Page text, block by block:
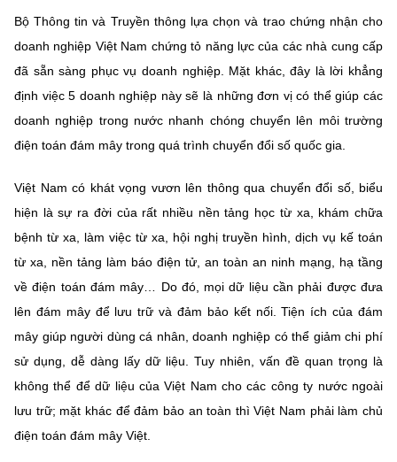
Bộ Thông tin và Truyền thông lựa chọn và trao chứng nhận cho
doanh nghiệp Việt Nam chứng tỏ năng lực của các nhà cung cấp
đã sẵn sàng phục vụ doanh nghiệp. Mặt khác, đây là lời khẳng
định việc 5 doanh nghiệp này sẽ là những đơn vị có thể giúp các
doanh nghiệp trong nước nhanh chóng chuyển lên môi trường
điện toán đám mây trong quá trình chuyển đổi số quốc gia.
Việt Nam có khát vọng vươn lên thông qua chuyển đổi số, biểu
hiện là sự ra đời của rất nhiều nền tảng học từ xa, khám chữa
bệnh từ xa, làm việc từ xa, hội nghị truyền hình, dịch vụ kế toán
từ xa, nền tảng làm báo điện tử, an toàn an ninh mạng, hạ tầng
về điện toán đám mây… Do đó, mọi dữ liệu cần phải được đưa
lên đám mây để lưu trữ và đảm bảo kết nối. Tiện ích của đám
mây giúp người dùng cá nhân, doanh nghiệp có thể giảm chi phí
sử dụng, dễ dàng lấy dữ liệu. Tuy nhiên, vấn đề quan trọng là
không thể để dữ liệu của Việt Nam cho các công ty nước ngoài
lưu trữ; mặt khác để đảm bảo an toàn thì Việt Nam phải làm chủ
điện toán đám mây Việt.